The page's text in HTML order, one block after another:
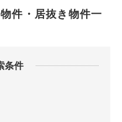
件・居抜き物件一
条件